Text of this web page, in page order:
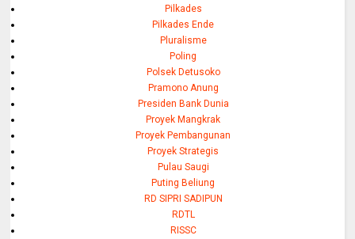
Pilkades
Pilkades Ende
Pluralisme
Poling
Polsek Detusoko
Pramono Anung
Presiden Bank Dunia
Proyek Mangkrak
Proyek Pembangunan
Proyek Strategis
Pulau Saugi
Puting Beliung
RD SIPRI SADIPUN
RDTL
RISSC